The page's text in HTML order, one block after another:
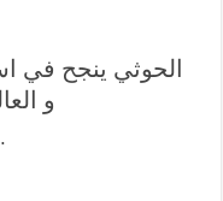
الحوثي ينجح في
و